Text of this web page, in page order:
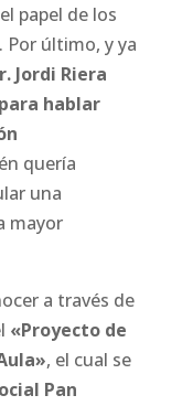
papel de los
Por último, y ya
Jordi Riera
hablar
quería
una
mayor
a través de
«Proyecto de
, el cual se
Pan